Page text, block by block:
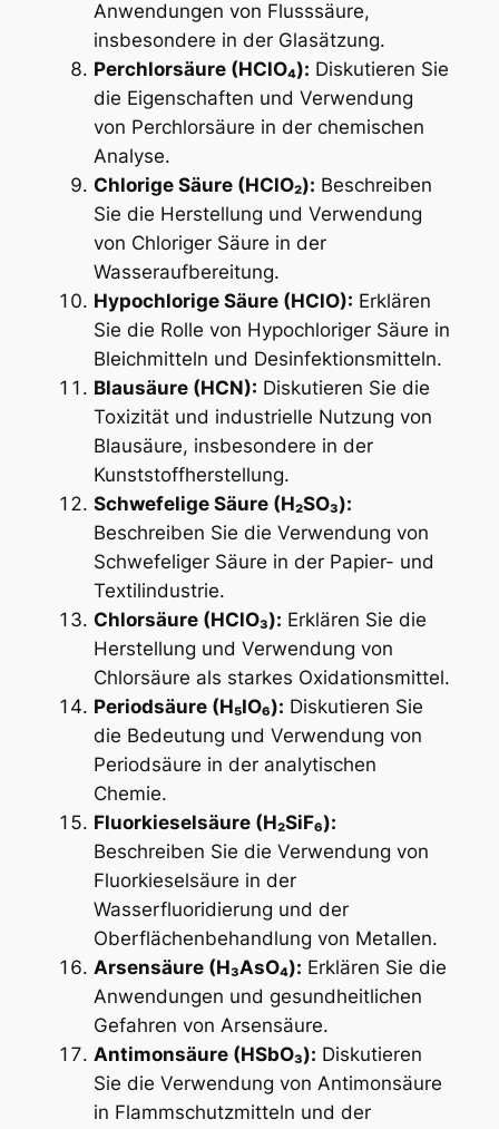
Anwendungen von Flusssäure,
insbesondere in der Glasätzung.
Perchlorsäure (HClO₄): Diskutieren Sie
die Eigenschaften und Verwendung
von Perchlorsäure in der chemischen
Analyse.
Chlorige Säure (HClO₂): Beschreiben
Sie die Herstellung und Verwendung
von Chloriger Säure in der
Wasseraufbereitung.
Hypochlorige Säure (HClO): Erklären
Sie die Rolle von Hypochloriger Säure in
Bleichmitteln und Desinfektionsmitteln.
Blausäure (HCN): Diskutieren Sie die
Toxizität und industrielle Nutzung von
Blausäure, insbesondere in der
Kunststoffherstellung.
Schwefelige Säure (H₂SO₃):
Beschreiben Sie die Verwendung von
Schwefeliger Säure in der Papier- und
Textilindustrie.
Chlorsäure (HClO₃): Erklären Sie die
Herstellung und Verwendung von
Chlorsäure als starkes Oxidationsmittel.
Periodsäure (H₅IO₆): Diskutieren Sie
die Bedeutung und Verwendung von
Periodsäure in der analytischen
Chemie.
Fluorkieselsäure (H₂SiF₆):
Beschreiben Sie die Verwendung von
Fluorkieselsäure in der
Wasserfluoridierung und der
Oberflächenbehandlung von Metallen.
Arsensäure (H₃AsO₄): Erklären Sie die
Anwendungen und gesundheitlichen
Gefahren von Arsensäure.
Antimonsäure (HSbO₃): Diskutieren
Sie die Verwendung von Antimonsäure
in Flammschutzmitteln und der